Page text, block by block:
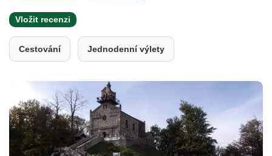
Vložit recenzi
Cestování Jednodenní výlety